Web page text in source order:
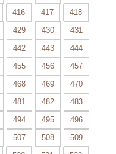
416 417
418
429 430
431
442 443
444
455 456
457
468 469
470
481 482
483
494 495
496
507 508
509